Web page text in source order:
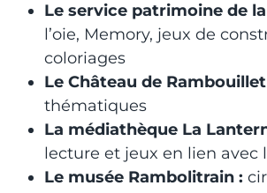
Le service patrimoine de
l’oie, Memory, jeux de
coloriages
Le Château de Rambouillet
thématiques
La médiathèque La
lecture et jeux en lien avec
Le musée Rambolitrain :